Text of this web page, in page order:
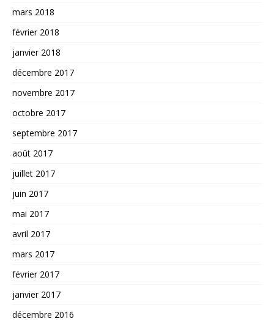
mars 2018
février 2018
janvier 2018
décembre 2017
novembre 2017
octobre 2017
septembre 2017
août 2017
juillet 2017
juin 2017
mai 2017
avril 2017
mars 2017
février 2017
janvier 2017
décembre 2016